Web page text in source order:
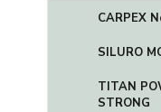
CARPEX
SILURO
TITAN
STRONG